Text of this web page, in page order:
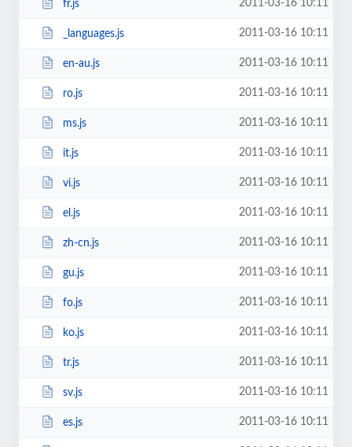
fr.js 2011-03-16 10:11
_languages.js 2011-03-16 10:11
en-au.js 2011-03-16 10:11
ro.js 2011-03-16 10:11
ms.js 2011-03-16 10:11
it.js 2011-03-16 10:11
vi.js 2011-03-16 10:11
el.js 2011-03-16 10:11
zh-cn.js 2011-03-16 10:11
gu.js 2011-03-16 10:11
fo.js 2011-03-16 10:11
ko.js 2011-03-16 10:11
tr.js 2011-03-16 10:11
sv.js 2011-03-16 10:11
es.js 2011-03-16 10:11